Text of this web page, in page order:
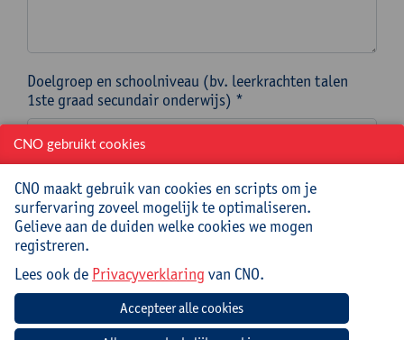
Doelgroep en schoolniveau (bv. leerkrachten talen
1ste graad secundair onderwijs) *
Op welke specifieke datum OF binnen welke periode
moet de nascholing/een meerdaags traject ingepland
worden?
In dit kalenderveld duid je een specifieke datum aan
OF de startdatum van een periode waarin je
nascholing/traject ingepland moet worden. *
Let op! Kies een datum die minstens 3 maanden na de
datum van vandaag ligt om het formulier te kunnen
verzenden.
CNO gebruikt cookies
CNO maakt gebruik van cookies en scripts om je
surfervaring zoveel mogelijk te optimaliseren.
Gelieve aan de duiden welke cookies we mogen
registreren.
Lees ook de Privacyverklaring van CNO.